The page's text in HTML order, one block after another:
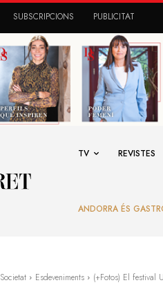
SUBSCRIPCIONS PUBLICITAT
TV REVISTES
ANDORRA ÉS
Societat Esdeveniments (+Fotos) El festival